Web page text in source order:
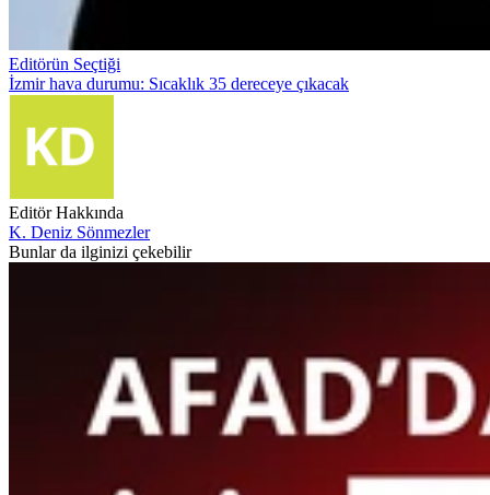
Editörün Seçtiği
İzmir hava durumu: Sıcaklık 35 dereceye çıkacak
Editör Hakkında
K. Deniz Sönmezler
Bunlar da ilginizi çekebilir